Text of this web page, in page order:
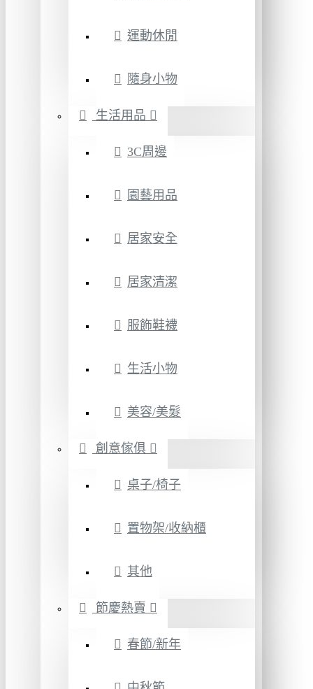
運動休閒
隨身小物
生活用品
3C周邊
園藝用品
居家安全
居家清潔
服飾鞋襪
生活小物
美容/美髮
創意傢俱
桌子/椅子
置物架/收納櫃
其他
節慶熱賣
春節/新年